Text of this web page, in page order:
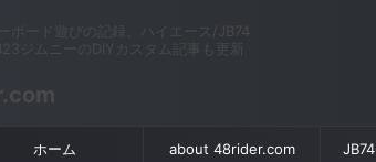
ボード遊びの記録。ハイエース/JB74
ジムニーのDIYカスタム記事も更新
ホーム about 48rider.com